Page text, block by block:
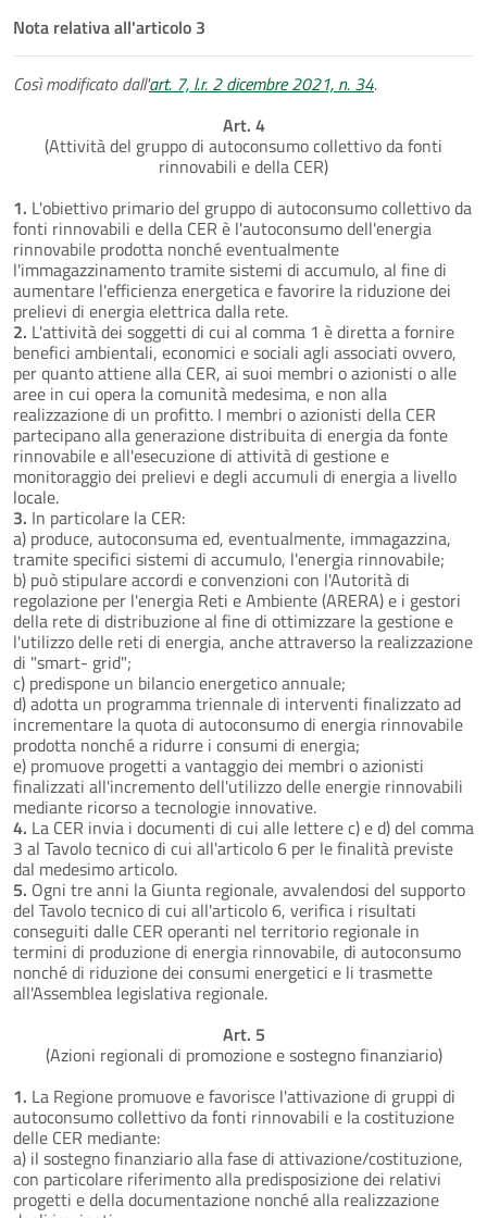
Nota relativa all'articolo 3
Così modificato dall'art. 7, l.r. 2 dicembre 2021, n. 34.
Art. 4
(Attività del gruppo di autoconsumo collettivo da fonti
rinnovabili e della CER)
1. L'obiettivo primario del gruppo di autoconsumo collettivo da
fonti rinnovabili e della CER è l'autoconsumo dell'energia
rinnovabile prodotta nonché eventualmente
l'immagazzinamento tramite sistemi di accumulo, al fine di
aumentare l'efficienza energetica e favorire la riduzione dei
prelievi di energia elettrica dalla rete.
2. L'attività dei soggetti di cui al comma 1 è diretta a fornire
benefici ambientali, economici e sociali agli associati ovvero,
per quanto attiene alla CER, ai suoi membri o azionisti o alle
aree in cui opera la comunità medesima, e non alla
realizzazione di un profitto. I membri o azionisti della CER
partecipano alla generazione distribuita di energia da fonte
rinnovabile e all'esecuzione di attività di gestione e
monitoraggio dei prelievi e degli accumuli di energia a livello
locale.
3. In particolare la CER:
a) produce, autoconsuma ed, eventualmente, immagazzina,
tramite specifici sistemi di accumulo, l'energia rinnovabile;
b) può stipulare accordi e convenzioni con l'Autorità di
regolazione per l'energia Reti e Ambiente (ARERA) e i gestori
della rete di distribuzione al fine di ottimizzare la gestione e
l'utilizzo delle reti di energia, anche attraverso la realizzazione
di "smart- grid";
c) predispone un bilancio energetico annuale;
d) adotta un programma triennale di interventi finalizzato ad
incrementare la quota di autoconsumo di energia rinnovabile
prodotta nonché a ridurre i consumi di energia;
e) promuove progetti a vantaggio dei membri o azionisti
finalizzati all'incremento dell'utilizzo delle energie rinnovabili
mediante ricorso a tecnologie innovative.
4. La CER invia i documenti di cui alle lettere c) e d) del comma
3 al Tavolo tecnico di cui all'articolo 6 per le finalità previste
dal medesimo articolo.
5. Ogni tre anni la Giunta regionale, avvalendosi del supporto
del Tavolo tecnico di cui all'articolo 6, verifica i risultati
conseguiti dalle CER operanti nel territorio regionale in
termini di produzione di energia rinnovabile, di autoconsumo
nonché di riduzione dei consumi energetici e li trasmette
all'Assemblea legislativa regionale.
Art. 5
(Azioni regionali di promozione e sostegno finanziario)
1. La Regione promuove e favorisce l'attivazione di gruppi di
autoconsumo collettivo da fonti rinnovabili e la costituzione
delle CER mediante:
a) il sostegno finanziario alla fase di attivazione/costituzione,
con particolare riferimento alla predisposizione dei relativi
progetti e della documentazione nonché alla realizzazione